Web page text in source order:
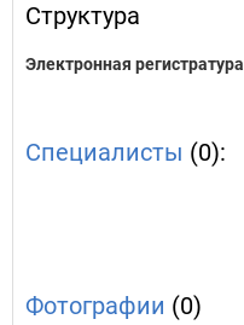
Структура
Электронная регистратура
Специалисты (0):
Фотографии (0)